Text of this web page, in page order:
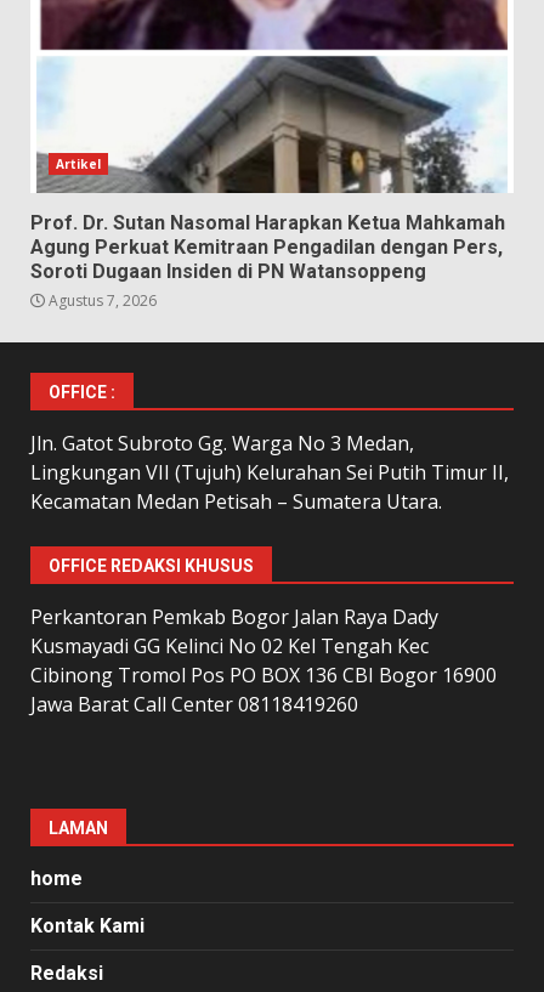
Artikel
Prof. Dr. Sutan Nasomal Harapkan Ketua Mahkamah
Agung Perkuat Kemitraan Pengadilan dengan Pers,
Soroti Dugaan Insiden di PN Watansoppeng
Agustus 7, 2026
OFFICE :
Jln. Gatot Subroto Gg. Warga No 3 Medan,
Lingkungan VII (Tujuh) Kelurahan Sei Putih Timur II,
Kecamatan Medan Petisah – Sumatera Utara.
OFFICE REDAKSI KHUSUS
Perkantoran Pemkab Bogor Jalan Raya Dady
Kusmayadi GG Kelinci No 02 Kel Tengah Kec
Cibinong Tromol Pos PO BOX 136 CBI Bogor 16900
Jawa Barat Call Center 08118419260
LAMAN
home
Kontak Kami
Redaksi